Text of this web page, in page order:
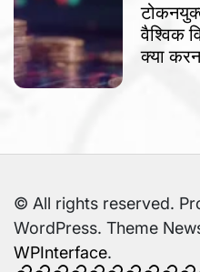
IN
वैश्विक
क्या
© All rights reserved.
WordPress. Theme
WPInterface.